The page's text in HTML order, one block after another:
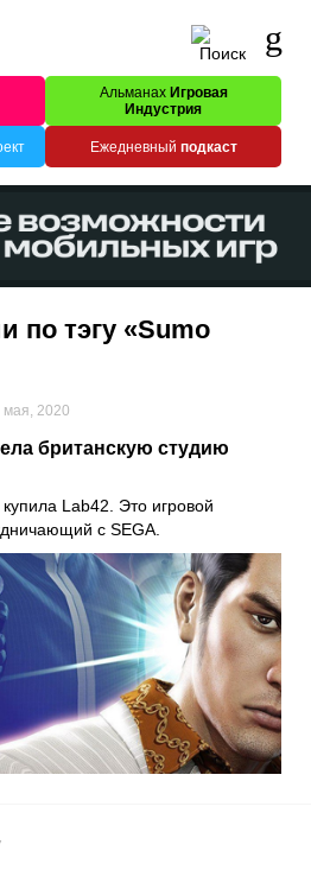
Альманах Игровая
Индустрия
Ежедневный подкаст
по тэгу «Sumo
мая, 2020
британскую студию
купила Lab42 . Это игровой
с SEGA